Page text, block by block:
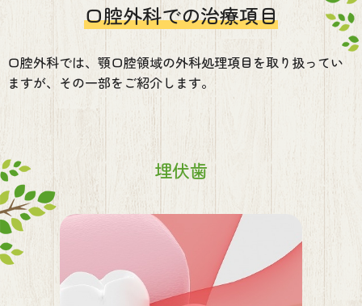
口腔外科での治療項目
口腔外科では、顎口腔領域の外科処理項目を取り扱ってい
ますが、その一部をご紹介します。
埋伏歯